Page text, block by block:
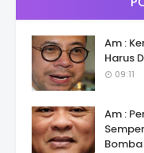
Am :
Harus
09:11
Am :